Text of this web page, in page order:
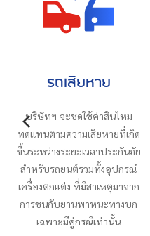
สูญหาย
บริษัทฯ จะชดใช้ค่าสินไหม
แทนตามทุนประกันภัย จาก
สูญหายของรถยนต์ อันมีเหตุ
จากการลักทรัพย์ ชิงทรัพย์
ล้นทรัพย์และยักยอกทรัพย์